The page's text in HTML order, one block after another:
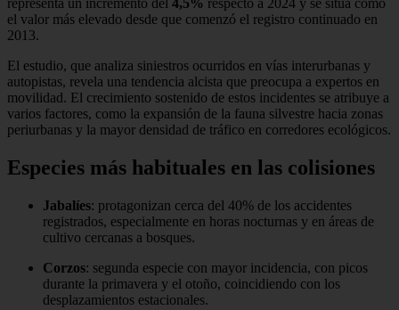
el valor más elevado desde que comenzó el registro continuado en
2013.
El estudio, que analiza siniestros ocurridos en vías interurbanas y
autopistas, revela una tendencia alcista que preocupa a expertos en
movilidad. El crecimiento sostenido de estos incidentes se atribuye a
varios factores, como la expansión de la fauna silvestre hacia zonas
periurbanas y la mayor densidad de tráfico en corredores ecológicos.
Especies más habituales en las colisiones
Jabalíes: protagonizan cerca del 40% de los accidentes
registrados, especialmente en horas nocturnas y en áreas de
cultivo cercanas a bosques.
Corzos: segunda especie con mayor incidencia, con picos
durante la primavera y el otoño, coincidiendo con los
desplazamientos estacionales.